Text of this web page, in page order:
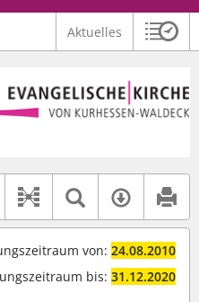
Aktuelles
"Pfarrerausschuss".
Dokument-
Textsuche
von: 24.08.2010
bis: 31.12.2020